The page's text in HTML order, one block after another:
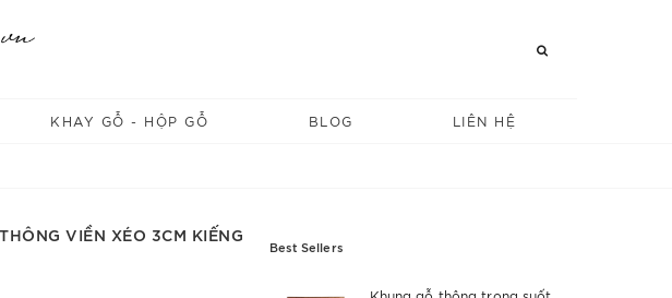
KHAY GỖ - HỘP GỖ BLOG LIÊN HỆ
VIỀN XÉO 3CM KIẾNG
Best Sellers